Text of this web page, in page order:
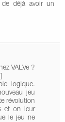
déjà avoir un
VALVe ?
logique.
jeu
révolution
et on leur
le jeu ne